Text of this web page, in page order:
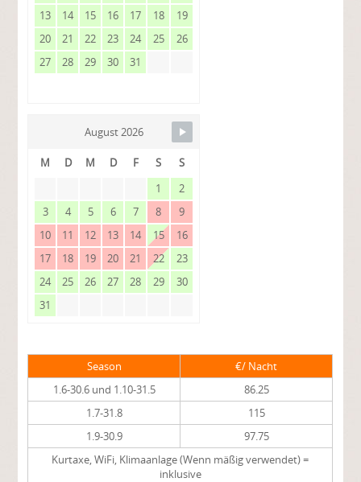
13
14 15 16 17 18
19
20
21 22 23 24 25
26
27
28 29 30 31
August 2026
M D M D F S
S
1
2
3
4 5 6 7 8
9
10
11 12 13 14 15
16
17
18 19 20 21 22
23
24
25 26 27 28 29
30
31
Season
€/ Nacht
1.6-30.6 und 1.10-31.5
86.25
1.7-31.8
115
1.9-30.9
97.75
Kurtaxe, WiFi, Klimaanlage (Wenn mäßig verwendet) =
inklusive